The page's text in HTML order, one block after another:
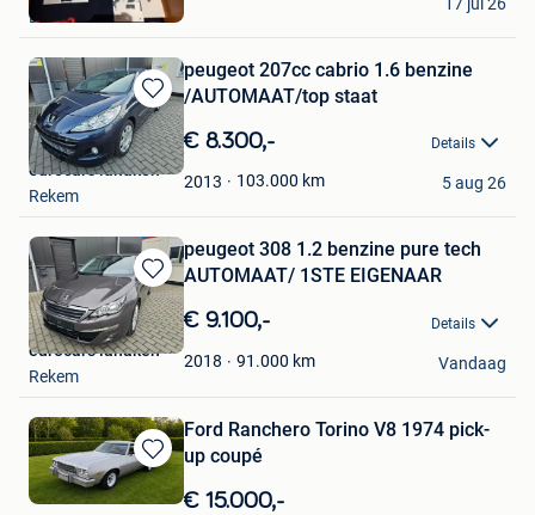
Favorieten
Lanaken
Bewaren
in
Mijn
Favorieten
peugeot 207cc cabrio 1.6 benzine
/AUTOMAAT/top staat
€ 8.300,- Details
2013 103.000 km
eurocars lanaken
Rekem
5 aug 26
Bewaren
in
Mijn
Favorieten
peugeot 308 1.2 benzine pure tech
AUTOMAAT/ 1STE EIGENAAR
€ 9.100,- Details
2018 91.000 km
eurocars lanaken
Rekem
Vandaag
Bewaren
in
Ford Ranchero Torino V8 1974 pick-
up coupé
€ 15.000,-